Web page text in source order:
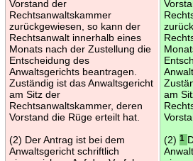
Vorstand der
Rechtsanwaltskammer
zurückgewiesen, so kann der
Rechtsanwalt innerhalb eines
Monats nach der Zustellung die
Entscheidung des
Anwaltsgerichts beantragen.
Zuständig ist das Anwaltsgericht
am Sitz der
Rechtsanwaltskammer, deren
Vorstand die Rüge erteilt hat.
(2) Der Antrag ist bei dem
Anwaltsgericht schriftlich
am
(2) 1